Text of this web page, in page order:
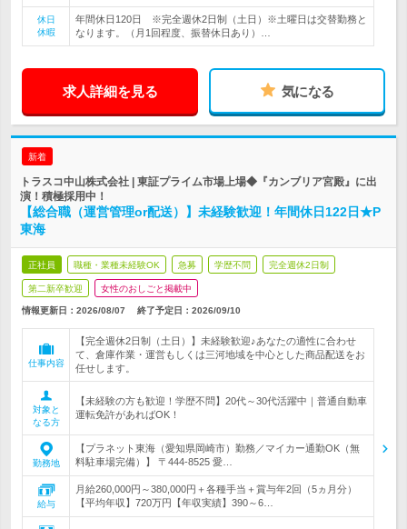
休日
休暇
年間休日120日 ※完全週休2日制（土日）※土曜日は交替勤務と
なります。（月1回程度、振替休日あり）…
求人詳細を見る 気になる
新着
トラスコ中山株式会社 | 東証プライム市場上場◆『カンブリア宮殿』に出
演！積極採用中！
【総合職（運営管理or配送）】未経験歓迎！年間休日122日★P
東海
正社員 職種・業種未経験OK 急募 学歴不問 完全週休2日制
第二新卒歓迎 女性のおしごと掲載中
情報更新日：2026/08/07 終了予定日： 2026/09/10
仕事内容
【完全週休2日制（土日）】未経験歓迎♪あなたの適性に合わせ
て、倉庫作業・運営もしくは三河地域を中心とした商品配送をお
任せします。
対象と
なる方
【未経験の方も歓迎！学歴不問】20代～30代活躍中｜普通自動車
運転免許があればOK！
勤務地
【プラネット東海（愛知県岡崎市）勤務／マイカー通勤OK（無
料駐車場完備）】 〒444-8525 愛…
給与
月給260,000円～380,000円＋各種手当＋賞与年2回（5ヵ月分）
【平均年収】720万円【年収実績】390～6…